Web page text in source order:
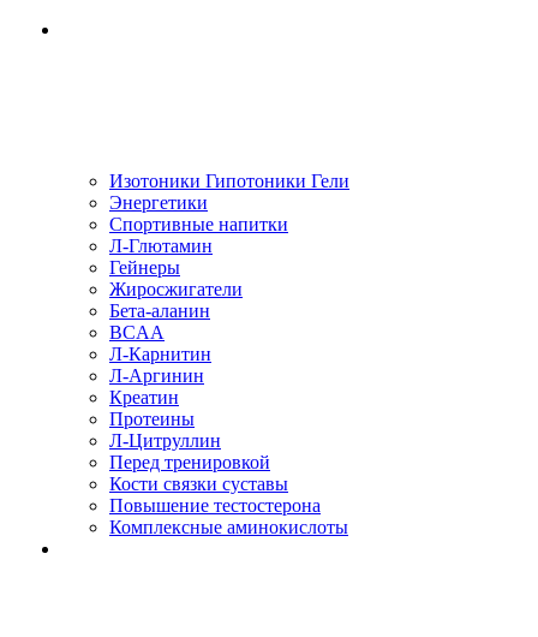
Изотоники Гипотоники Гели
Энергетики
Спортивные напитки
Л-Глютамин
Гейнеры
Жиросжигатели
Бета-аланин
BCAA
Л-Карнитин
Л-Аргинин
Креатин
Протеины
Л-Цитруллин
Перед тренировкой
Кости связки суставы
Повышение тестостерона
Комплексные аминокислоты